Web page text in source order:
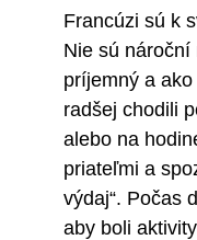
Francúzi sú k
Nie sú nároční
príjemný a
radšej chodili
alebo na
priateľmi a
výdaj“. Počas
aby boli